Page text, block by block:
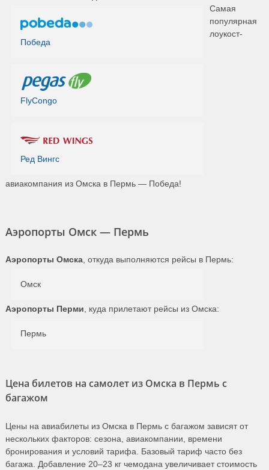
Победа
FlyCongo
Ред Вингс
Самая
популярная
лоукост-
авиакомпания из Омска в Пермь — Победа!
Аэропорты Омск — Пермь
Аэропорты Омска , откуда выполняются рейсы в Пермь:
Омск
Аэропорты Перми , куда прилетают рейсы из Омска:
Пермь
Цена билетов на самолет из Омска в Пермь с
багажом
Цены на авиабилеты из Омска в Пермь с багажом зависят от
нескольких факторов: сезона, авиакомпании, времени
бронирования и условий тарифа. Базовый тариф часто без
багажа. Добавление 20–23 кг чемодана увеличивает стоимость